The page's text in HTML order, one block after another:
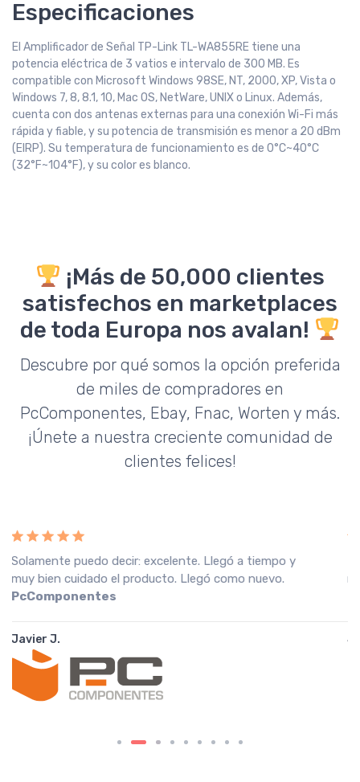
Especificaciones
El Amplificador de Señal TP-Link TL-WA855RE tiene una
potencia eléctrica de 3 vatios e intervalo de 300 MB. Es
compatible con Microsoft Windows 98SE, NT, 2000, XP, Vista o
Windows 7, 8, 8.1, 10, Mac OS, NetWare, UNIX o Linux. Además,
cuenta con dos antenas externas para una conexión Wi-Fi más
rápida y fiable, y su potencia de transmisión es menor a 20 dBm
(EIRP). Su temperatura de funcionamiento es de 0°C~40°C
(32°F~104°F), y su color es blanco.
¡Más de 50,000 clientes
satisfechos en marketplaces
de toda Europa nos avalan!
Descubre por qué somos la opción preferida
de miles de compradores en
PcComponentes, Ebay, Fnac, Worten y más.
¡Únete a nuestra creciente comunidad de
clientes felices!
Recebi a encomenda em perfeitas condições, o que
muito agradeço. Recomendo o vendedor.Fnac
Portugal
João A.